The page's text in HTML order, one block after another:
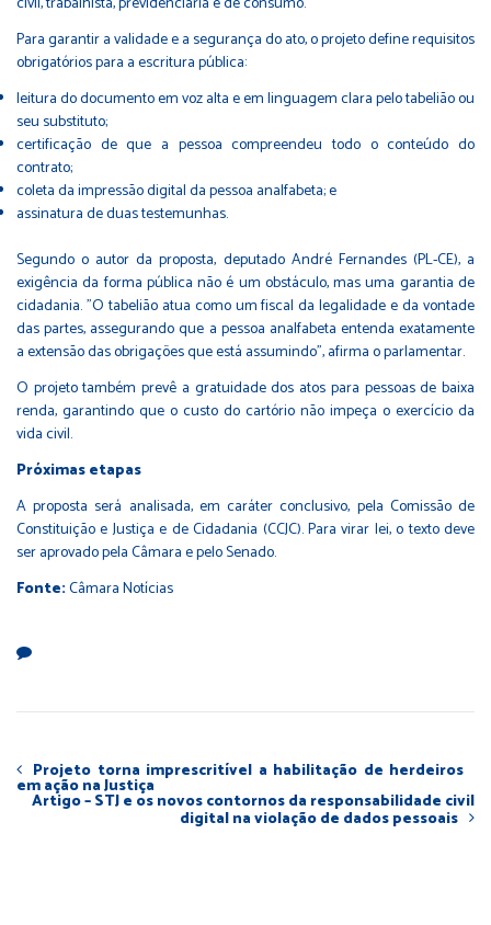
Para garantir a validade e a segurança do ato, o projeto define requisitos
obrigatórios para a escritura pública:
leitura do documento em voz alta e em linguagem clara pelo tabelião ou
seu substituto;
certificação de que a pessoa compreendeu todo o conteúdo do
contrato;
coleta da impressão digital da pessoa analfabeta; e
assinatura de duas testemunhas.
Segundo o autor da proposta, deputado André Fernandes (PL-CE), a
exigência da forma pública não é um obstáculo, mas uma garantia de
cidadania. "O tabelião atua como um fiscal da legalidade e da vontade
das partes, assegurando que a pessoa analfabeta entenda exatamente
a extensão das obrigações que está assumindo", afirma o parlamentar.
O projeto também prevê a gratuidade dos atos para pessoas de baixa
renda, garantindo que o custo do cartório não impeça o exercício da
vida civil.
Próximas etapas
A proposta será analisada, em caráter conclusivo, pela Comissão de
Constituição e Justiça e de Cidadania (CCJC). Para virar lei, o texto deve
ser aprovado pela Câmara e pelo Senado.
Fonte:Câmara Notícias
Projeto torna imprescritível a habilitação de herdeiros
em ação na Justiça
Artigo – STJ e os novos contornos da responsabilidade civil
digital na violação de dados pessoais